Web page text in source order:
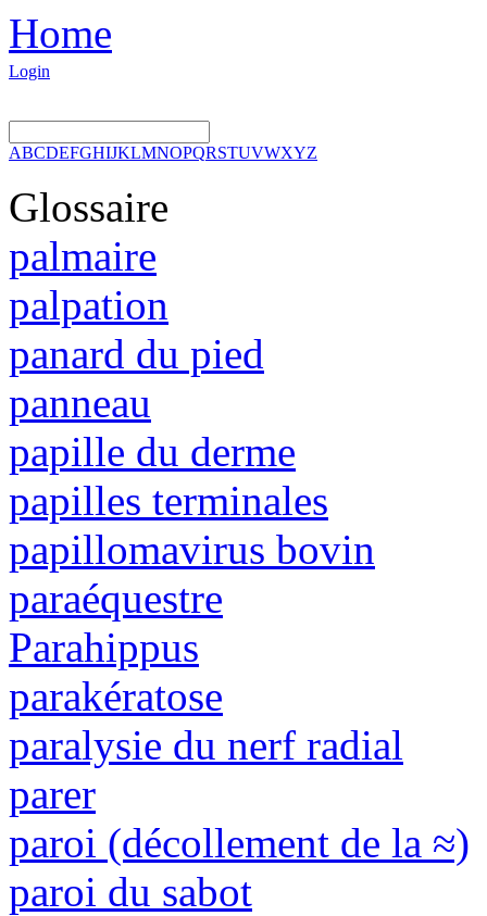
Home
Login
ABCDEFGHIJKLMNOPQRSTUVWXYZ
Glossaire
palmaire
palpation
panard du pied
panneau
papille du derme
papilles terminales
papillomavirus bovin
paraéquestre
Parahippus
parakératose
paralysie du nerf radial
parer
paroi (décollement de la ≈)
paroi du sabot